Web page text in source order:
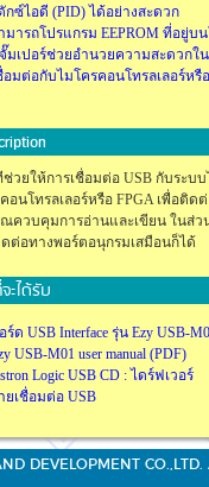
กซ์ไอดี (PID) ได้อย่างสะดวก
มารถโปรแกรม EEPROM ที่อยู่บ
มเปอร์ช่วยอำนวยความสะดวกใ
อมต่อกับไมโครคอนโทรลเลอร์หรื
วยให้การเชื่อมต่อ USB กับระบ
อนโทรลเลอร์หรือ FPGA เพื่อติ
วบคุมการอ่านและเขียน ในส่วน
ต่อทางพอร์ตอนุกรมเสมือนก็ได้
ะได้รับ
ร์ด USB Interface รุ่น Ezy USB-
USB-M01 user manual (PDF)
Logic USB CD : ไดร์ฟเวอร์
ยเชื่อมต่อ USB
DEVELOPMENT CO.,LTD.